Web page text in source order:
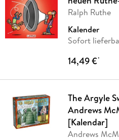
Ralph Ruthe
Kalender
Sofort
14,49 €*
The Argyle
Andrews
[Kalendar]
Andrews